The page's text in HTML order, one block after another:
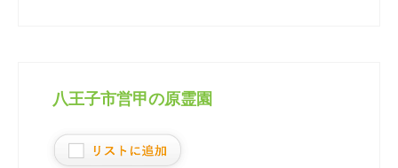
八王子市営甲の原霊園